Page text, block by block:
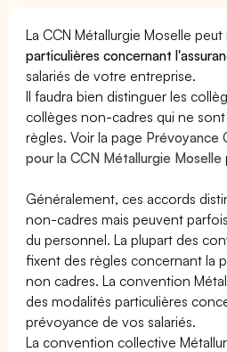
La CCN Métallurgie Moselle
particulières concernant
salariés de votre entreprise.
Il faudra bien distinguer les
collèges non-cadres qui ne sont
règles. Voir la page Prévoyance
pour la CCN Métallurgie Moselle
Généralement, ces accords
non-cadres mais peuvent
du personnel. La plupart des
fixent des règles concernant la
non cadres. La convention
des modalités particulières
prévoyance de vos salariés.
La convention collective